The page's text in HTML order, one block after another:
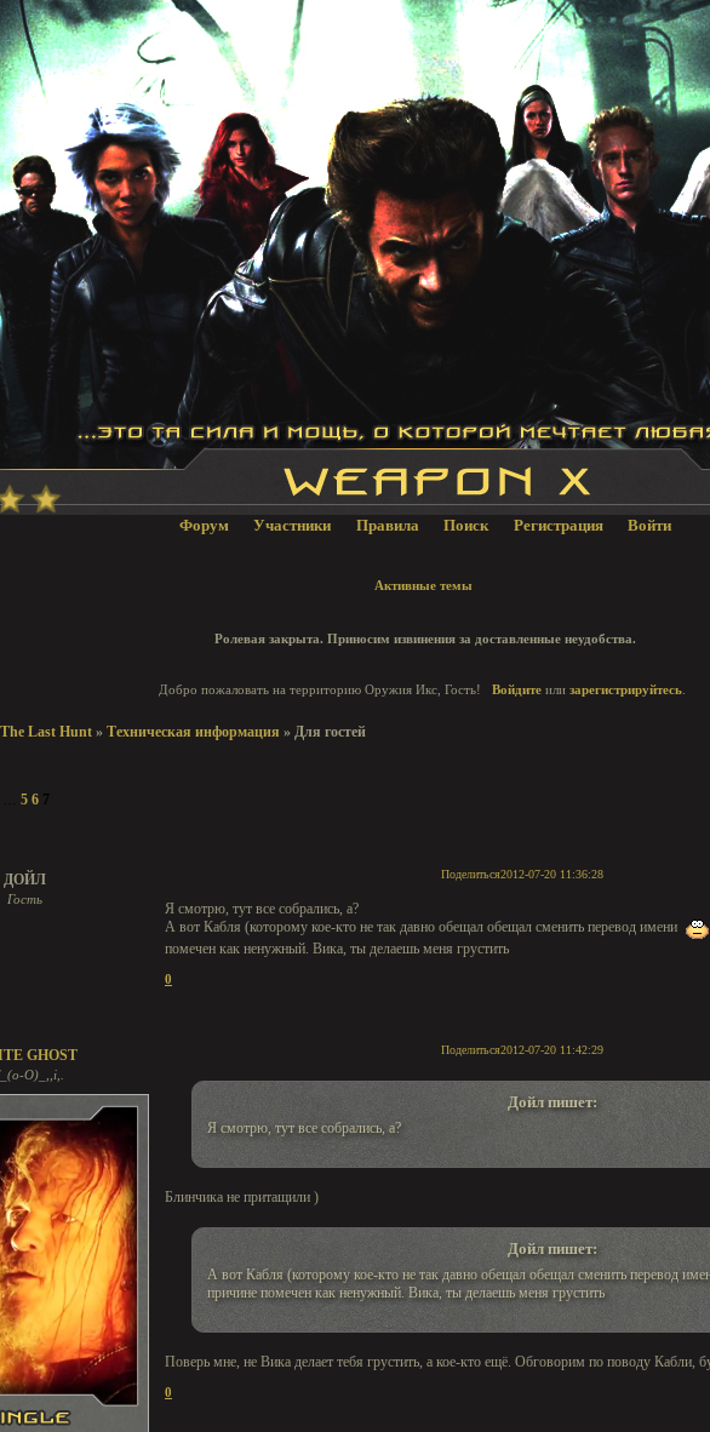
Форум Участники Правила Поиск Регистрация Войти
Активные темы
Ролевая закрыта. Приносим извинения за доставленные неудобства.
Добро пожаловать на территорию Оружия Икс, Гость! Войдитеили зарегистрируйтесь.
Last Hunt »Техническая информация » Для гостей
5 6 7
Поделиться2012-07-20 11:36:28
ДОЙЛ
Гость
Я смотрю, тут все собрались, а?
А вот Кабля (которому кое-кто не так давно обещал обещал сменить перевод имени
помечен как ненужный. Вика, ты делаешь меня грустить
0
Поделиться2012-07-20 11:42:29
GHOST
O)_,,i,.
Дойл пишет:
Я смотрю, тут все собрались, а?
Блинчика не притащили )
Дойл пишет:
А вот Кабля (которому кое-кто не так давно обещал обещал сменить перевод
причине помечен как ненужный. Вика, ты делаешь меня грустить
Поверь мне, не Вика делает тебя грустить, а кое-кто ещё. Обговорим по поводу Кабли,
0